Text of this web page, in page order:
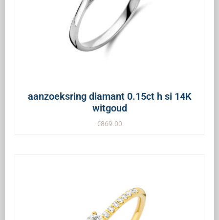
aanzoeksring diamant 0.15ct h si 14K
witgoud
€869.00